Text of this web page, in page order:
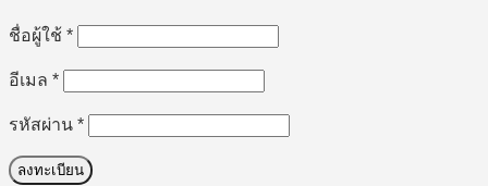
ชื่อผู้ใช้ *ต้องการ
อีเมล *ต้องการ
รหัสผ่าน *ต้องการ
ลงทะเบียน